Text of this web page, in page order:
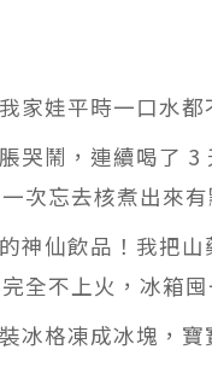
家娃平時一口水
哭鬧，連續喝了
次忘去核煮出來
神仙飲品！我把
全不上火，冰箱
冰格凍成冰塊，